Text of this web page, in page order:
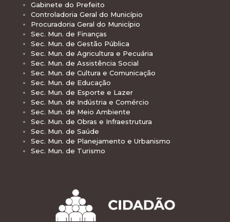
Gabinete do Prefeito
Controladoria Geral do Município
Procuradoria Geral do Município
Sec. Mun. de Finanças
Sec. Mun. de Gestão Pública
Sec. Mun. de Agricultura e Pecuária
Sec. Mun. de Assistência Social
Sec. Mun. de Cultura e Comunicação
Sec. Mun. de Educação
Sec. Mun. de Esporte e Lazer
Sec. Mun. de Indústria e Comércio
Sec. Mun. de Meio Ambiente
Sec. Mun. de Obras e Infraestrutura
Sec. Mun. de Saúde
Sec. Mun. de Planejamento e Urbanismo
Sec. Mun. de Turismo